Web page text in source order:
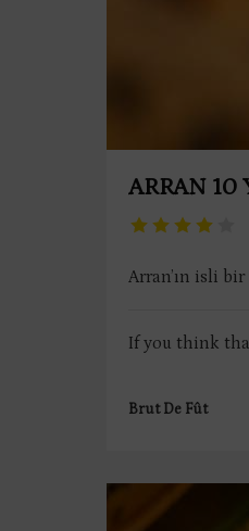
ARRAN 10
Arran’ın isli
If you think
Brut De Fût